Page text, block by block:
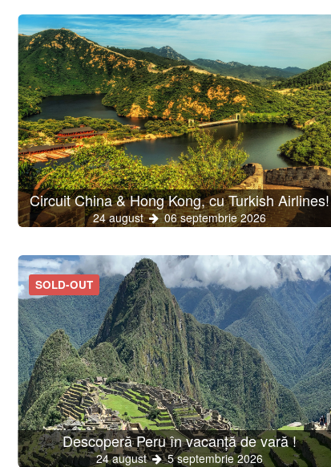
Circuit China & Hong Kong, cu Turkish Airlines!
24 august 06 septembrie 2026
SOLD-OUT
Descoperă Peru în vacanță de vară !
24 august 5 septembrie 2026